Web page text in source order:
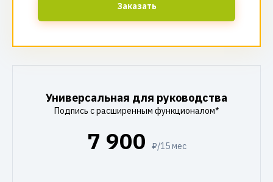
Заказать
Универсальная для руководства
Подпись с расширенным функционалом*
7 900 ₽/15 мес